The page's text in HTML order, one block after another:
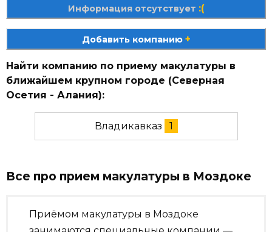
Информация отсутствует :(
Добавить компанию +
Найти компанию по приему макулатуры в
ближайшем крупном городе (Северная
Осетия - Алания):
Владикавказ 1
Все про прием макулатуры в Моздоке
Приёмом макулатуры в Моздоке